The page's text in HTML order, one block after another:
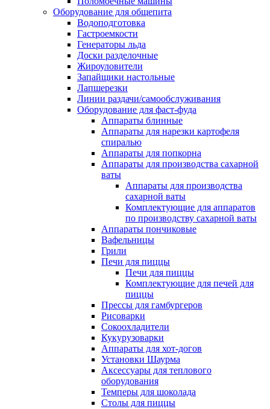
Оборудование для общепита
Водоподготовка
Гастроемкости
Генераторы льда
Доски разделочные
Жироуловители
Запайщики настольные
Лапшерезки
Линии раздачи/самообслуживания
Оборудование для фаст-фуда
Аппараты блинные
Аппараты для нарезки картофеля
спиралью
Аппараты для попкорна
Аппараты для производства сахарной
ваты
Аппараты для производства
сахарной ваты
Комплектующие для аппаратов
по производству сахарной ваты
Аппараты пончиковые
Вафельницы
Грили
Печи для пиццы
Печи для пиццы
Комплектующие для печей для
пиццы
Прессы для гамбургеров
Рисоварки
Сокоохладители
Кукурузоварки
Аппараты для хот-догов
Установки Шаурма
Аксессуары для теплового
оборудования
Темперы для шоколада
Столы для пиццы